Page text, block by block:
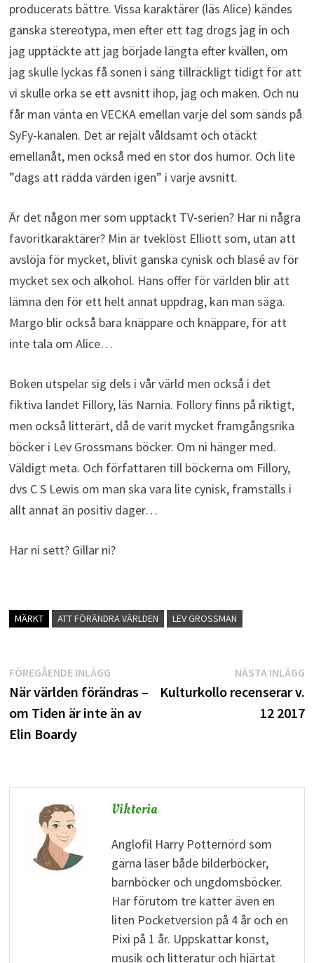
producerats bättre. Vissa karaktärer (läs Alice) kändes
ganska stereotypa, men efter ett tag drogs jag in och
jag upptäckte att jag började längta efter kvällen, om
jag skulle lyckas få sonen i säng tillräckligt tidigt för att
vi skulle orka se ett avsnitt ihop, jag och maken. Och nu
får man vänta en VECKA emellan varje del som sänds på
SyFy-kanalen. Det är rejält våldsamt och otäckt
emellanåt, men också med en stor dos humor. Och lite
”dags att rädda värden igen” i varje avsnitt.
Är det någon mer som upptäckt TV-serien? Har ni några
favoritkaraktärer? Min är tveklöst Elliott som, utan att
avslöja för mycket, blivit ganska cynisk och blasé av för
mycket sex och alkohol. Hans offer för världen blir att
lämna den för ett helt annat uppdrag, kan man säga.
Margo blir också bara knäppare och knäppare, för att
inte tala om Alice…
Boken utspelar sig dels i vår värld men också i det
fiktiva landet Fillory, läs Narnia. Follory finns på riktigt,
men också litterärt, då de varit mycket framgångsrika
böcker i Lev Grossmans böcker. Om ni hänger med.
Väldigt meta. Och författaren till böckerna om Fillory,
dvs C S Lewis om man ska vara lite cynisk, framställs i
allt annat än positiv dager…
Har ni sett? Gillar ni?
MÄRKT ATT FÖRÄNDRA VÄRLDEN LEV GROSSMAN
Inläggsnavigering
FÖREGÅENDE INLÄGGFöregående
inlägg:
När världen förändras –
om Tiden är inte än av
Elin Boardy
NÄSTA INLÄGG
Kulturkollo recenserar v.
12 2017
Viktoria
Anglofil Harry Potternörd som
gärna läser både bilderböcker,
barnböcker och ungdomsböcker.
Har förutom tre katter även en
liten Pocketversion på 4 år och en
Pixi på 1 år. Uppskattar konst,
musik och litteratur och hjärtat